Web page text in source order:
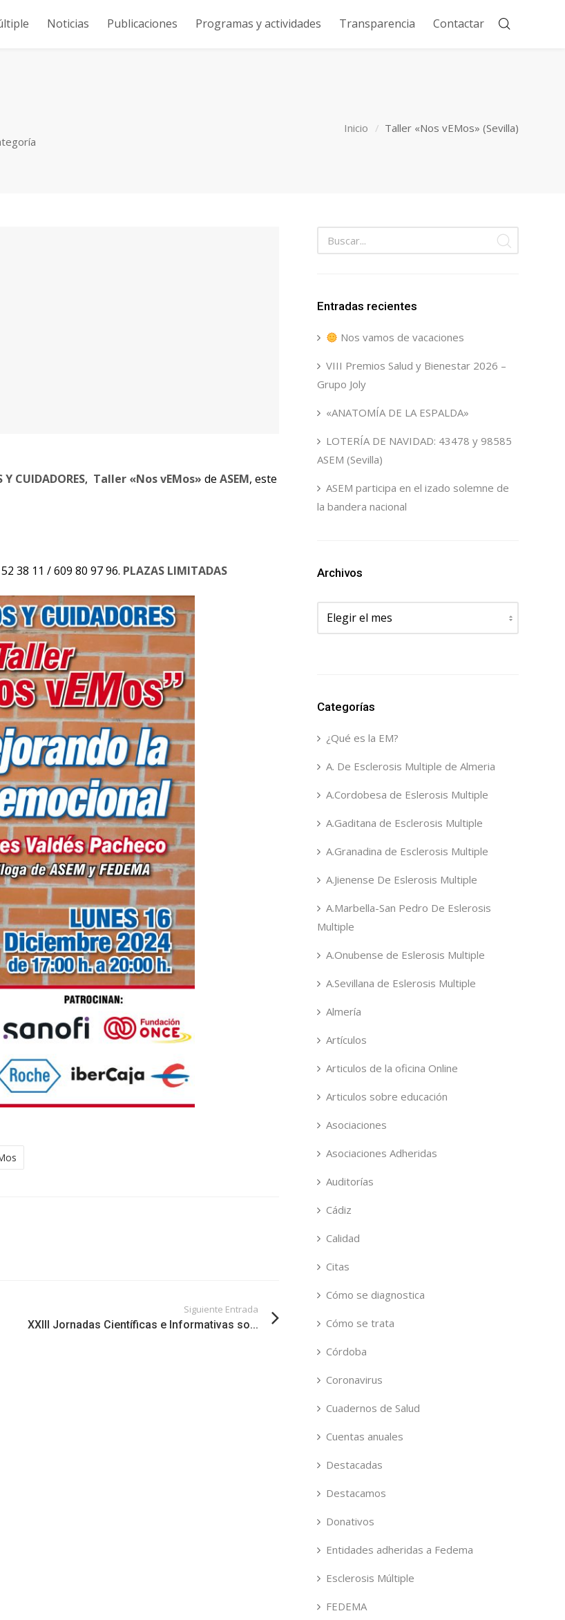
Noticias Publicaciones Programas y actividades Transparencia Contactar
Inicio Taller «Nos vEMos» (Sevilla)
Y CUIDADORES, Taller «Nos vEMos» de ASEM, este
38 11 / 609 80 97 96. PLAZAS LIMITADAS
Siguiente Entrada
XXIII Jornadas Científicas e Informativas so...
Entradas recientes
Nos vamos de vacaciones
VIII Premios Salud y Bienestar 2026 –
Grupo Joly
«ANATOMÍA DE LA ESPALDA»
LOTERÍA DE NAVIDAD: 43478 y 98585
ASEM (Sevilla)
ASEM participa en el izado solemne de
la bandera nacional
Archivos
Archivos
Categorías
¿Qué es la EM?
A. De Esclerosis Multiple de Almeria
A.Cordobesa de Eslerosis Multiple
A.Gaditana de Esclerosis Multiple
A.Granadina de Esclerosis Multiple
A.Jienense De Eslerosis Multiple
A.Marbella-San Pedro De Eslerosis
Multiple
A.Onubense de Eslerosis Multiple
A.Sevillana de Eslerosis Multiple
Almería
Artículos
Articulos de la oficina Online
Articulos sobre educación
Asociaciones
Asociaciones Adheridas
Auditorías
Cádiz
Calidad
Citas
Cómo se diagnostica
Cómo se trata
Córdoba
Coronavirus
Cuadernos de Salud
Cuentas anuales
Destacadas
Destacamos
Donativos
Entidades adheridas a Fedema
Esclerosis Múltiple
FEDEMA